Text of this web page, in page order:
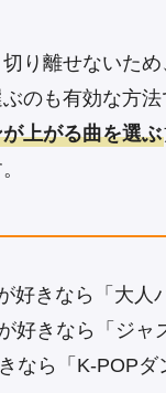
り離せないた
のも有効な方法
上がる曲を選ぶ
好きなら「大人
好きなら「ジャ
なら「K-POPダ